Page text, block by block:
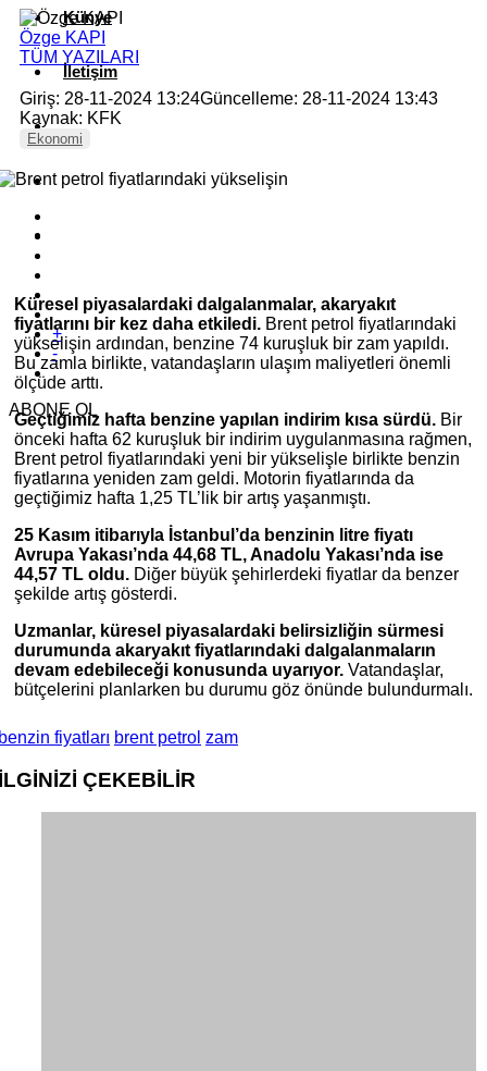
Künye
İletişim
Özge KAPI
TÜM YAZILARI
Giriş: 28-11-2024 13:24Güncelleme: 28-11-2024 13:43
Kaynak: KFK
Ekonomi
+
-
ABONE OL
Küresel piyasalardaki dalgalanmalar, akaryakıt
fiyatlarını bir kez daha etkiledi. Brent petrol fiyatlarındaki
yükselişin ardından, benzine 74 kuruşluk bir zam yapıldı.
Bu zamla birlikte, vatandaşların ulaşım maliyetleri önemli
ölçüde arttı.
Geçtiğimiz hafta benzine yapılan indirim kısa sürdü. Bir
önceki hafta 62 kuruşluk bir indirim uygulanmasına rağmen,
Brent petrol fiyatlarındaki yeni bir yükselişle birlikte benzin
fiyatlarına yeniden zam geldi. Motorin fiyatlarında da
geçtiğimiz hafta 1,25 TL’lik bir artış yaşanmıştı.
25 Kasım itibarıyla İstanbul’da benzinin litre fiyatı
Avrupa Yakası’nda 44,68 TL, Anadolu Yakası’nda ise
44,57 TL oldu. Diğer büyük şehirlerdeki fiyatlar da benzer
şekilde artış gösterdi.
Uzmanlar, küresel piyasalardaki belirsizliğin sürmesi
durumunda akaryakıt fiyatlarındaki dalgalanmaların
devam edebileceği konusunda uyarıyor. Vatandaşlar,
bütçelerini planlarken bu durumu göz önünde bulundurmalı.
fiyatları brent petrol zam
ÇEKEBİLİR